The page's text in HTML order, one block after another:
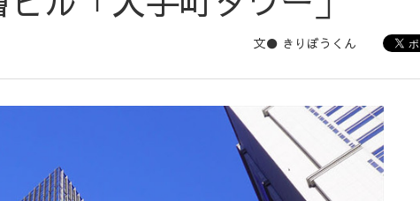
文● きりぼうくん